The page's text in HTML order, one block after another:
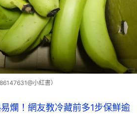
小紅書）
爛！網友教冷藏前多1步保鮮逾